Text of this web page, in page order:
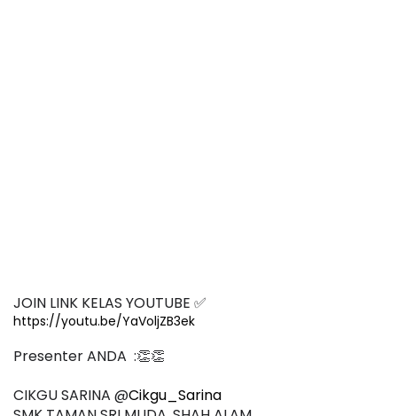
JOIN LINK KELAS YOUTUBE ✅
https://youtu.be/YaVoljZB3ek
Presenter ANDA  :👏👏
CIKGU SARINA @Cikgu_Sarina